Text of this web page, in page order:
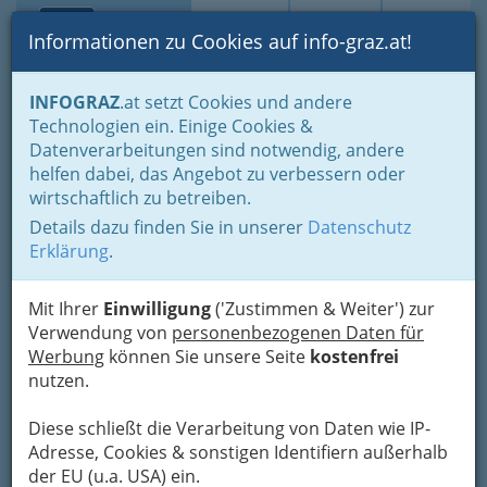
Suche Login Toggle
Informationen zu Cookies auf info-graz.at!
INFOGRAZ.at setzt Cookies und andere
Technologien ein. Einige Cookies &
Datenverarbeitungen sind notwendig, andere
helfen dabei, das Angebot zu verbessern oder
wirtschaftlich zu betreiben.
Details dazu finden Sie in unserer Datenschutz
Erklärung.
Mit Ihrer Einwilligung('Zustimmen & Weiter') zur
Verwendung von personenbezogenen Daten für
Werbung können Sie unsere Seite kostenfrei
nutzen.
Diese schließt die Verarbeitung von Daten wie IP-
Adresse, Cookies & sonstigen Identifiern außerhalb
der EU (u.a. USA) ein.
Home Branchen
Einkaufen & Schenken - der Handel
Der Handel nach WKO-Gliederung
Holzhandel & Baustoffhandel
Fensterhandel und Türenhandel
Fenstertechnik Handels- u.
Montage Ges.m.b.H.
Dr.-Heschl-Weg 6, 8054 Graz-Straßgang
+43 316 2929 4075
Karte
Adresse mit Google Maps anschauen